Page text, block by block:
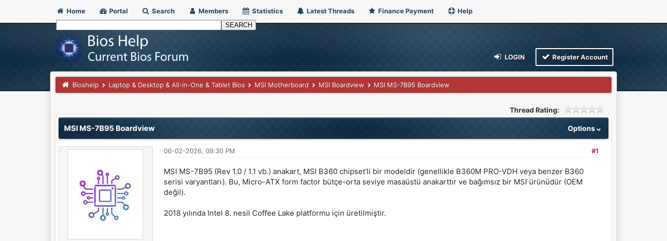
Home Portal Search Members Statistics Latest Threads Finance Payment Help
LOGIN Register Account
Bioshelp Laptop & Desktop & All-in-One & Tablet Bios MSI Motherboard MSI Boardview MSI MS-7B95 Boardview
Thread Rating:
Options
MSI MS-7B95 Boardview
#1
06-02-2026, 09:30 PM
MSI MS-7B95 (Rev 1.0 / 1.1 vb.) anakart, MSI B360 chipset'li bir modeldir (genellikle B360M PRO-VDH veya benzer B360
serisi varyantları). Bu, Micro-ATX form factor bütçe-orta seviye masaüstü anakarttır ve bağımsız bir MSI ürünüdür (OEM
değil).
2018 yılında Intel 8. nesil Coffee Lake platformu için üretilmiştir.